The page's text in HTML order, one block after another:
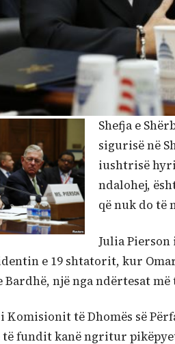
Shefja e
sigurisë në
iushtrisë
ndalohej,
që nuk do të
Julia
e 19 shtatorit, kur
Bardhë, një nga ndërtesat
të Dhomës së
të fundit kanë ngritur